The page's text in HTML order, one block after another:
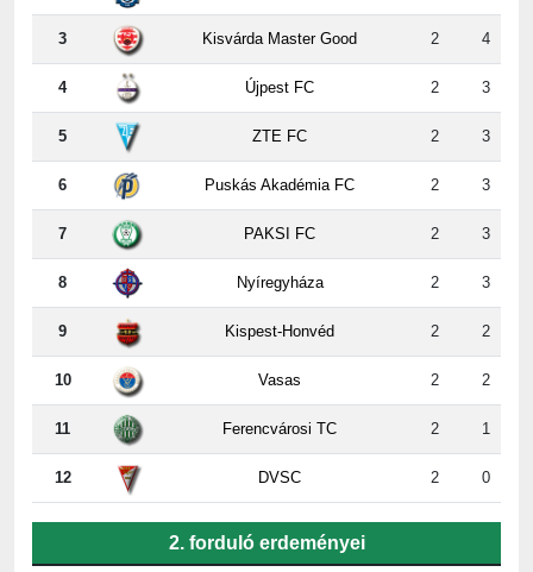
4 Újpest FC 2 3
5 ZTE FC 2 3
6 Puskás Akadémia FC 2 3
7 PAKSI FC 2 3
8 Nyíregyháza 2 3
9 Kispest-Honvéd 2 2
10 Vasas 2 2
11 Ferencvárosi TC 2 1
12 DVSC 2 0
ZTE - Paks